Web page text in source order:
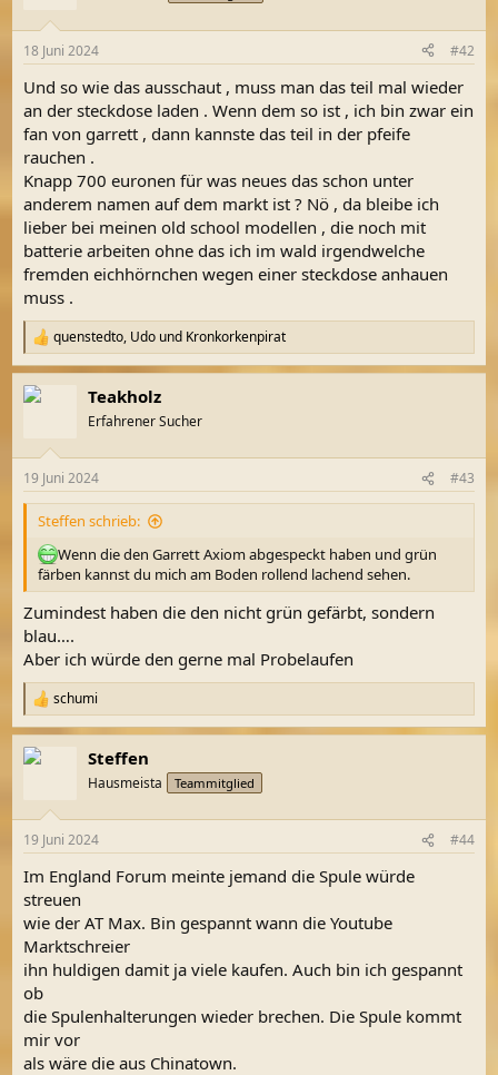
e
:
18 Juni 2024 #42
Und so wie das ausschaut , muss man das teil mal wieder
an der steckdose laden . Wenn dem so ist , ich bin zwar ein
fan von garrett , dann kannste das teil in der pfeife
rauchen .
Knapp 700 euronen für was neues das schon unter
anderem namen auf dem markt ist ? Nö , da bleibe ich
lieber bei meinen old school modellen , die noch mit
batterie arbeiten ohne das ich im wald irgendwelche
fremden eichhörnchen wegen einer steckdose anhauen
muss .
R
e
a
k
e
n
quenstedto, Udo und Kronkorkenpirat
Teakholz
Erfahrener Sucher
19 Juni 2024 #43
Steffen schrieb:
Wenn die den Garrett Axiom abgespeckt haben und grün
färben kannst du mich am Boden rollend lachend sehen.
Zumindest haben die den nicht grün gefärbt, sondern
blau….
Aber ich würde den gerne mal Probelaufen
R
e
a
k
e
:
schumi
Steffen
Hausmeista Teammitglied
19 Juni 2024 #44
Im England Forum meinte jemand die Spule würde
streuen
wie der AT Max. Bin gespannt wann die Youtube
Marktschreier
ihn huldigen damit ja viele kaufen. Auch bin ich gespannt
ob
die Spulenhalterungen wieder brechen. Die Spule kommt
mir vor
als wäre die aus Chinatown.